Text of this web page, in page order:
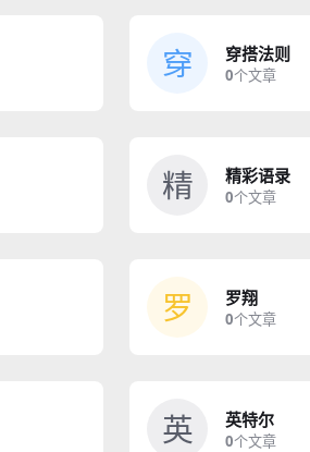
穿 穿搭法则
0个文章
精 精彩语录
0个文章
罗 罗翔
0个文章
英 英特尔
0个文章